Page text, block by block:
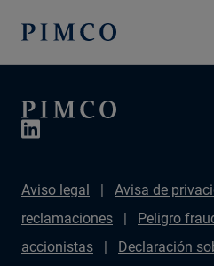
Aviso legal Avisa de
reclamaciones
Peligro
accionistas
Declaración